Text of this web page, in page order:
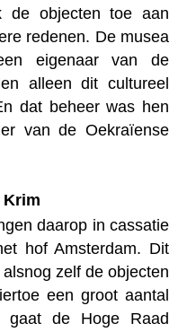
de objecten toe aan
redenen. De musea
eigenaar van de
alleen dit cultureel
dat beheer was hen
van de Oekraïense
Krim
daarop in cassatie
hof Amsterdam. Dit
zelf de objecten
een groot aantal
gaat de Hoge Raad